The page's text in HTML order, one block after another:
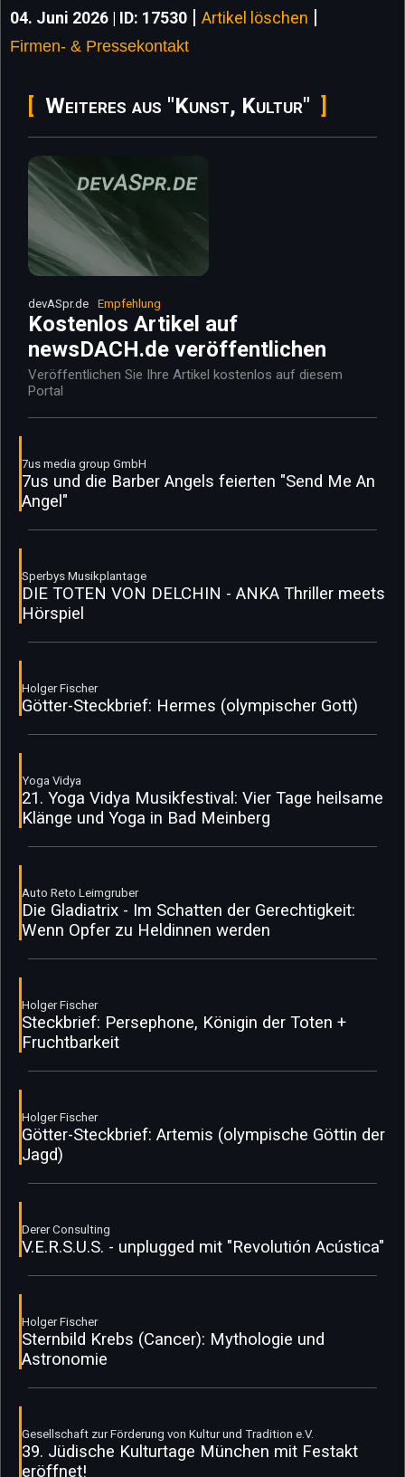
04. Juni 2026 | ID: 17530 | Artikel löschen |
Firmen- & Pressekontakt
Weiteres aus "Kunst, Kultur"
devASpr.de Empfehlung
Kostenlos Artikel auf
newsDACH.de veröffentlichen
Veröffentlichen Sie Ihre Artikel kostenlos auf diesem
Portal
7us media group GmbH
7us und die Barber Angels feierten "Send Me An
Angel"
Sperbys Musikplantage
DIE TOTEN VON DELCHIN - ANKA Thriller meets
Hörspiel
Holger Fischer
Götter-Steckbrief: Hermes (olympischer Gott)
Yoga Vidya
21. Yoga Vidya Musikfestival: Vier Tage heilsame
Klänge und Yoga in Bad Meinberg
Auto Reto Leimgruber
Die Gladiatrix - Im Schatten der Gerechtigkeit:
Wenn Opfer zu Heldinnen werden
Holger Fischer
Steckbrief: Persephone, Königin der Toten +
Fruchtbarkeit
Holger Fischer
Götter-Steckbrief: Artemis (olympische Göttin der
Jagd)
Derer Consulting
V.E.R.S.U.S. - unplugged mit "Revolutión Acústica"
Holger Fischer
Sternbild Krebs (Cancer): Mythologie und
Astronomie
Gesellschaft zur Förderung von Kultur und Tradition e.V.
39. Jüdische Kulturtage München mit Festakt
eröffnet!